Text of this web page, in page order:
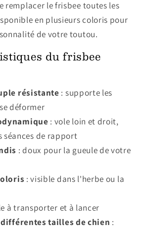
remplacer le frisbee toutes les
en plusieurs coloris pour
de votre toutou.
du frisbee
résistante : supporte les
déformer
: vole loin et droit,
de rapport
: doux pour la gueule de votre
: visible dans l'herbe ou la
à transporter et à lancer
tailles de chien :